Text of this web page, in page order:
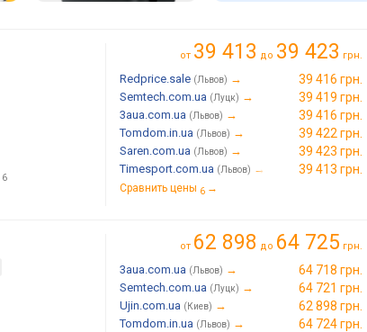
6
от 39 413 до 39 423 грн.
Redprice.sale (Львов) → 39 416 грн.
Semtech.com.ua (Луцк) → 39 419 грн.
3aua.com.ua (Львов) → 39 416 грн.
Tomdom.in.ua (Львов) → 39 422 грн.
Saren.com.ua (Львов) → 39 423 грн.
Timesport.com.ua (Львов) → 39 413 грн.
Сравнить цены 6 →
от 62 898 до 64 725 грн.
3aua.com.ua (Львов) → 64 718 грн.
Semtech.com.ua (Луцк) → 64 721 грн.
Ujin.com.ua (Киев) → 62 898 грн.
Tomdom.in.ua (Львов) → 64 724 грн.